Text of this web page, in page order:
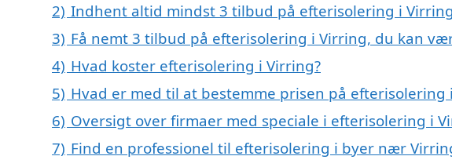
2) Indhent altid mindst 3 tilbud på efterisolering i Virring
3) Få nemt 3 tilbud på efterisolering i Virring, du kan
4) Hvad koster efterisolering i Virring?
5) Hvad er med til at bestemme prisen på efterisolering
6) Oversigt over firmaer med speciale i efterisolering i
7) Find en professionel til efterisolering i byer nær